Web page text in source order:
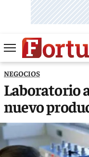
NEGOCIOS
Laboratorio
nuevo